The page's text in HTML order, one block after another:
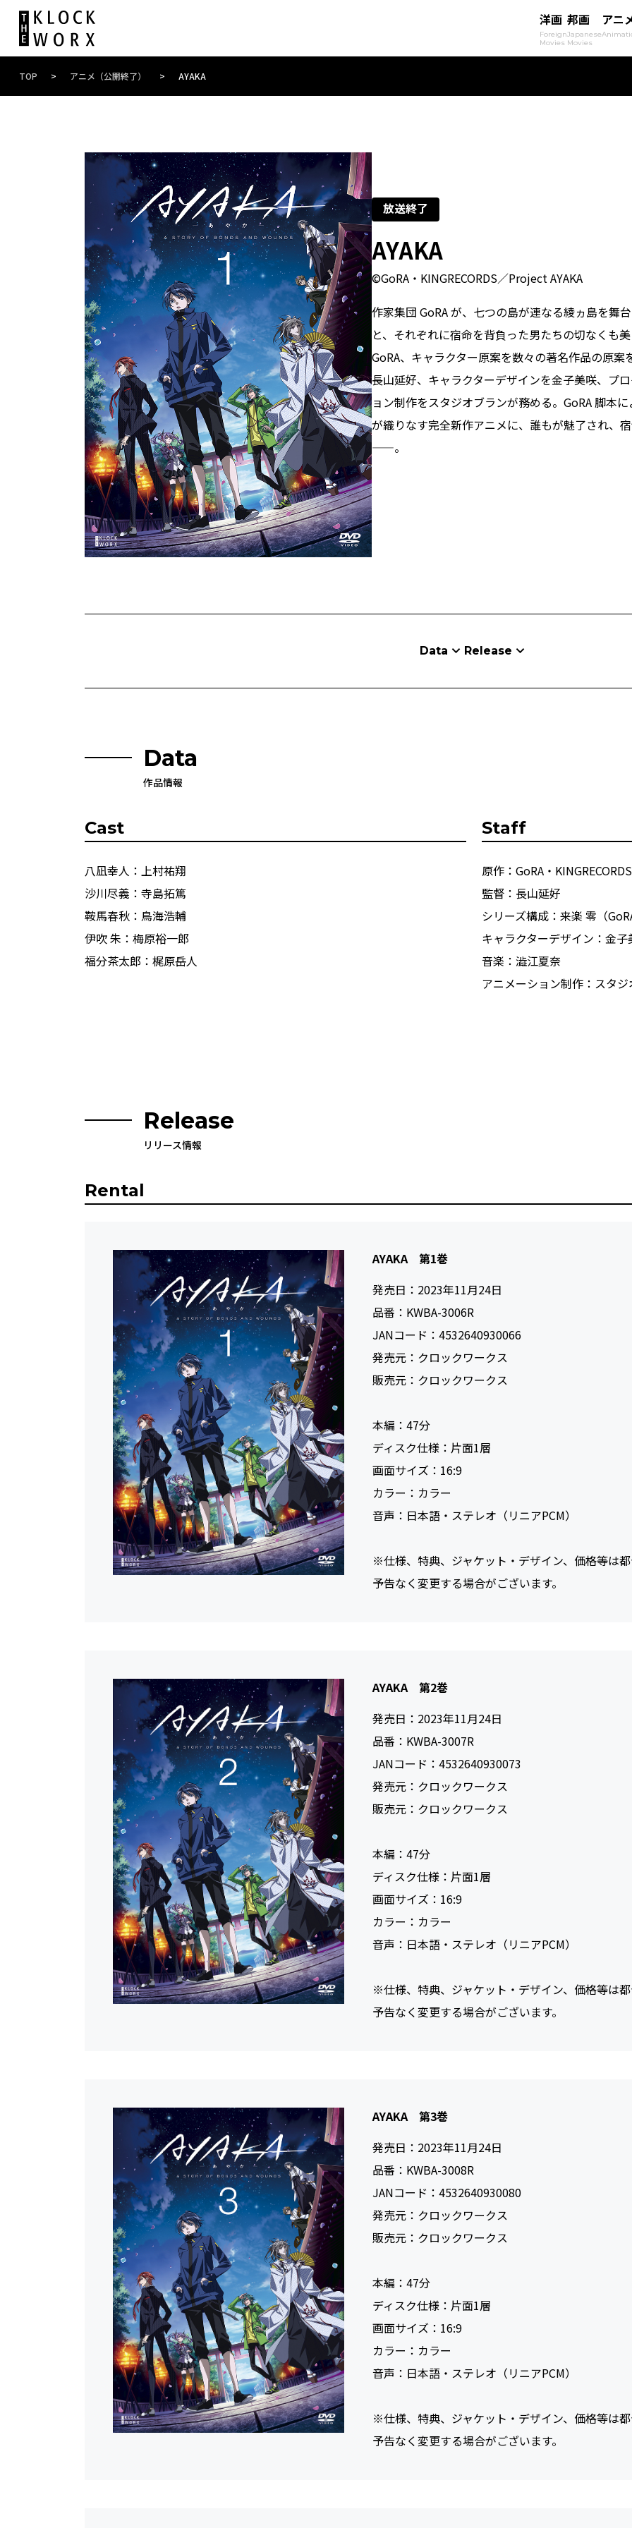
洋画
Foreign
Movies
邦画
Japanese
Movies
アニ
TOP > アニメ（公開終了） > AYAKA
放送終了
AYAKA
©GoRA・KINGRECORDS／Project AYAKA
作家集団 GoRA が、七つの島が連なる綾ヵ島を
と、それぞれに宿命を背負った男たちの切なくも
GoRA、キャラクター原案を数々の著名作品の原
長山延好、キャラクターデザインを金子美咲、プ
ョン制作をスタジオブランが務める。GoRA 脚本
が織りなす完全新作アニメに、誰もが魅了され、
——。
Data Release
Data
作品情報
Cast
八凪幸人：上村祐翔
沙川尽義：寺島拓篤
鞍馬春秋：鳥海浩輔
伊吹 朱：梅原裕一郎
福分茶太郎：梶原岳人
Staff
原作：GoRA・KINGRECORDS
監督：長山延好
シリーズ構成：来楽 零（
キャラクターデザイン：金子
音楽：澁江夏奈
アニメーション制作：スタ
Release
リリース情報
Rental
AYAKA 第1巻
発売日： 2023年11月24日
品番： KWBA-3006R
JANコード： 4532640930066
発売元： クロックワークス
販売元： クロックワークス
本編： 47
ディスク仕様： 片面1層
画面サイズ： 16:9
カラー： カラー
音声： 日本語・ステレオ（リニアPCM）
※仕様、特典、ジャケット・デザイン、価格等は
予告なく変更する場合がございます。
AYAKA 第2巻
発売日： 2023年11月24日
品番： KWBA-3007R
JANコード： 4532640930073
発売元： クロックワークス
販売元： クロックワークス
本編： 47
ディスク仕様： 片面1層
画面サイズ： 16:9
カラー： カラー
音声： 日本語・ステレオ（リニアPCM）
※仕様、特典、ジャケット・デザイン、価格等は
予告なく変更する場合がございます。
AYAKA 第3巻
発売日： 2023年11月24日
品番： KWBA-3008R
JANコード： 4532640930080
発売元： クロックワークス
販売元： クロックワークス
本編： 47
ディスク仕様： 片面1層
画面サイズ： 16:9
カラー： カラー
音声： 日本語・ステレオ（リニアPCM）
※仕様、特典、ジャケット・デザイン、価格等は
予告なく変更する場合がございます。